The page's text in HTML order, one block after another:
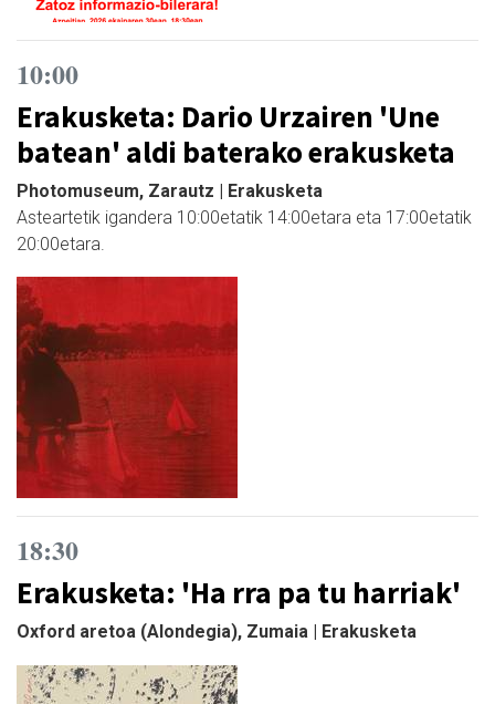
10:00
Erakusketa: Dario Urzairen 'Une
batean' aldi baterako erakusketa
Photomuseum, Zarautz | Erakusketa
Asteartetik igandera 10:00etatik 14:00etara eta 17:00etatik
20:00etara.
18:30
Erakusketa: 'Ha rra pa tu harriak'
Oxford aretoa (Alondegia), Zumaia | Erakusketa